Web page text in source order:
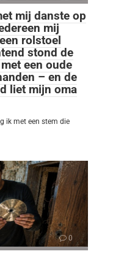
mij danste op
mij
rolstoel
stond de
een oude
– en de
liet mijn oma
ik met een stem die
0